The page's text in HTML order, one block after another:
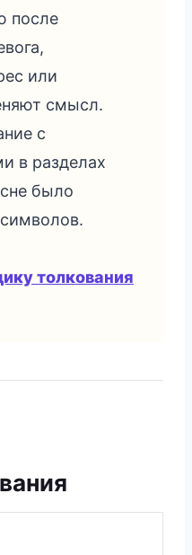
после
или
смысл.
с
в разделах
было
толкования